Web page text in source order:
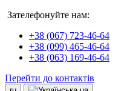
Зателефонуйте нам:
+38 (067) 723-46-64
+38 (099) 465-46-64
+38 (063) 169-46-64
Перейти до контактів